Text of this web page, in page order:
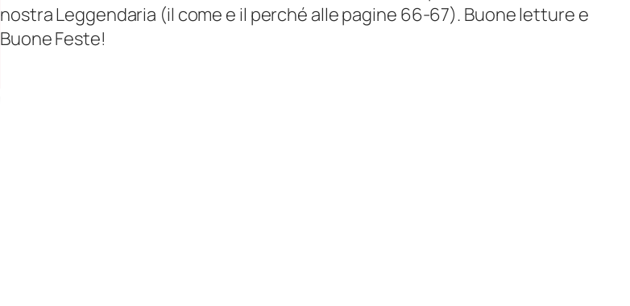
nostra Leggendaria (il come e il perché alle pagine 66-67). Buone letture e
Buone Feste!